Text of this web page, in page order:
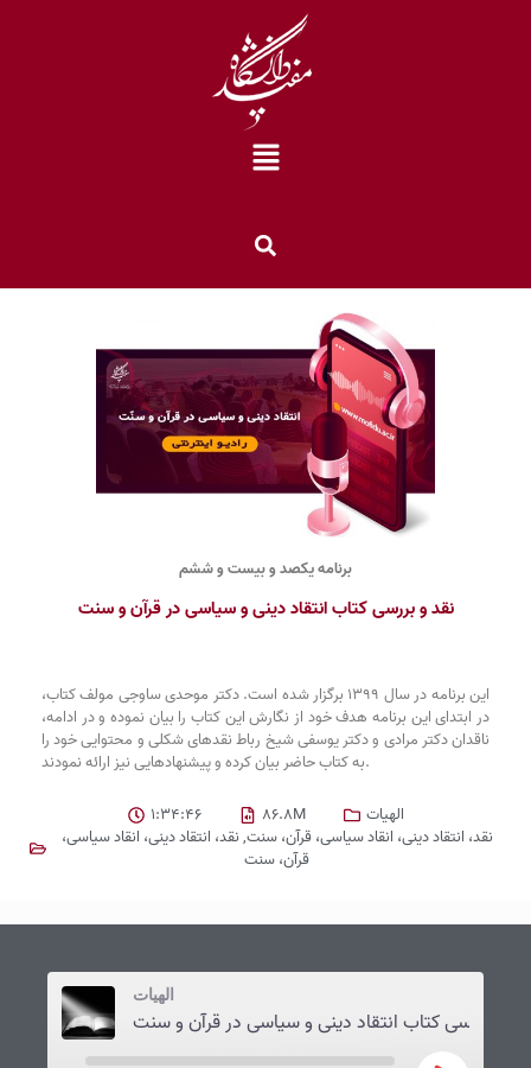
برنامه یکصد و بیست و ششم
نقد و بررسی کتاب انتقاد دینی و سیاسی در قرآن و سنت
این برنامه در سال 1399 برگزار شده است. دکتر موحدی ساوجی مولف کتاب،
در ابتدای این برنامه هدف خود از نگارش این کتاب را بیان نموده و در ادامه،
ناقدان دکتر مرادی و دکتر یوسفی شیخ رباط نقدهای شکلی و محتوایی خود را
به کتاب حاضر بیان کرده و پیشنهادهایی نیز ارائه نمودند.
1:34:46 86.8M
الهیات
نقد، انتقاد دینی، انقاد سیاسی، قرآن، سنت,نقد، انتقاد دینی، انقاد سیاسی،
قرآن، سنت
الهیات
و بررسی کتاب انتقاد دینی و سیاسی در قرآن و سنت